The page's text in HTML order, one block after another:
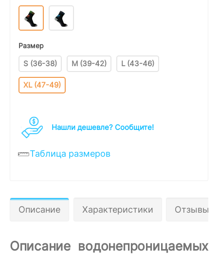
Размер
S (36-38) M (39-42) L (43-46)
XL (47-49)
Нашли дешевле? Cообщите!
Таблица размеров
Описание Характеристики Отзывы 1
Описание водонепроницаемых